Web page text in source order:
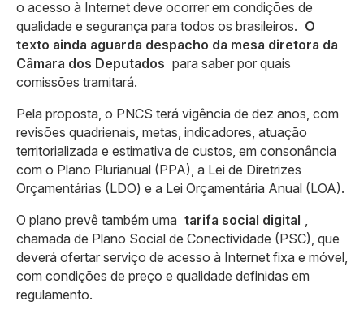
o acesso à Internet deve ocorrer em condições de
qualidade e segurança para todos os brasileiros. O
texto ainda aguarda despacho da mesa diretora da
Câmara dos Deputados para saber por quais
comissões tramitará.
Pela proposta, o PNCS terá vigência de dez anos, com
revisões quadrienais, metas, indicadores, atuação
territorializada e estimativa de custos, em consonância
com o Plano Plurianual (PPA), a Lei de Diretrizes
Orçamentárias (LDO) e a Lei Orçamentária Anual (LOA).
O plano prevê também uma tarifa social digital ,
chamada de Plano Social de Conectividade (PSC), que
deverá ofertar serviço de acesso à Internet fixa e móvel,
com condições de preço e qualidade definidas em
regulamento.